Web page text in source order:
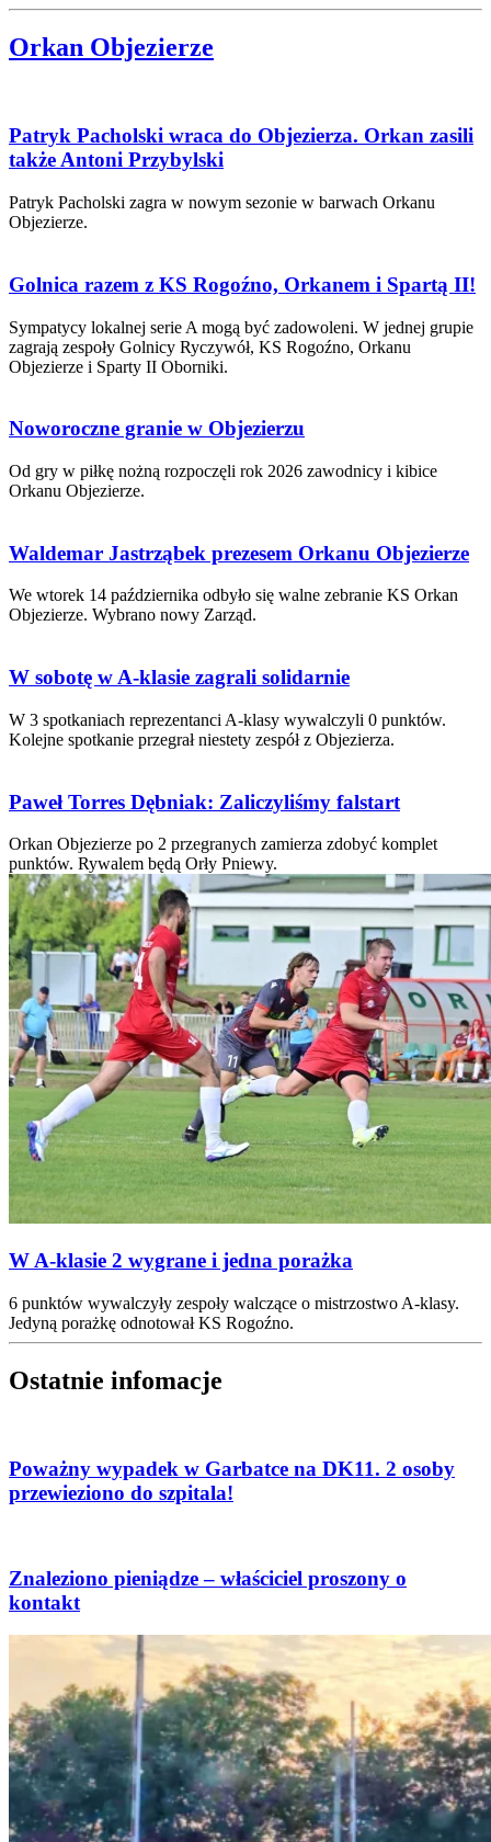
Orkan Objezierze
Patryk Pacholski wraca do Objezierza. Orkan zasili
także Antoni Przybylski
Patryk Pacholski zagra w nowym sezonie w barwach Orkanu
Objezierze.
Golnica razem z KS Rogoźno, Orkanem i Spartą II!
Sympatycy lokalnej serie A mogą być zadowoleni. W jednej grupie
zagrają zespoły Golnicy Ryczywół, KS Rogoźno, Orkanu
Objezierze i Sparty II Oborniki.
Noworoczne granie w Objezierzu
Od gry w piłkę nożną rozpoczęli rok 2026 zawodnicy i kibice
Orkanu Objezierze.
Waldemar Jastrząbek prezesem Orkanu Objezierze
We wtorek 14 października odbyło się walne zebranie KS Orkan
Objezierze. Wybrano nowy Zarząd.
W sobotę w A-klasie zagrali solidarnie
W 3 spotkaniach reprezentanci A-klasy wywalczyli 0 punktów.
Kolejne spotkanie przegrał niestety zespół z Objezierza.
Paweł Torres Dębniak: Zaliczyliśmy falstart
Orkan Objezierze po 2 przegranych zamierza zdobyć komplet
punktów. Rywalem będą Orły Pniewy.
W A-klasie 2 wygrane i jedna porażka
6 punktów wywalczyły zespoły walczące o mistrzostwo A-klasy.
Jedyną porażkę odnotował KS Rogoźno.
Ostatnie infomacje
Poważny wypadek w Garbatce na DK11. 2 osoby
przewieziono do szpitala!
Znaleziono pieniądze – właściciel proszony o
kontakt